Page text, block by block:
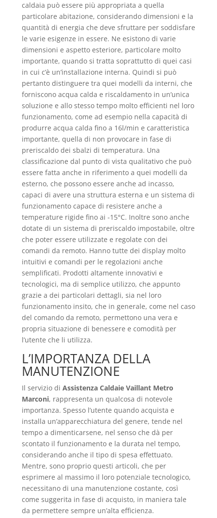
caldaia può essere più appropriata a quella
particolare abitazione, considerando dimensioni e la
quantità di energia che deve sfruttare per soddisfare
le varie esigenze in essere. Ne esistono di varie
dimensioni e aspetto esteriore, particolare molto
importante, quando si tratta soprattutto di quei casi
in cui c’è un’installazione interna. Quindi si può
pertanto distinguere tra quei modelli da interni, che
forniscono acqua calda e riscaldamento in un’unica
soluzione e allo stesso tempo molto efficienti nel loro
funzionamento, come ad esempio nella capacità di
produrre acqua calda fino a 16l/min e caratteristica
importante, quella di non provocare in fase di
preriscaldo dei sbalzi di temperatura. Una
classificazione dal punto di vista qualitativo che può
essere fatta anche in riferimento a quei modelli da
esterno, che possono essere anche ad incasso,
capaci di avere una struttura esterna e un sistema di
funzionamento capace di resistere anche a
temperature rigide fino ai -15°C. Inoltre sono anche
dotate di un sistema di preriscaldo impostabile, oltre
che poter essere utilizzate e regolate con dei
comandi da remoto. Hanno tutte dei display molto
intuitivi e comandi per le regolazioni anche
semplificati. Prodotti altamente innovativi e
tecnologici, ma di semplice utilizzo, che appunto
grazie a dei particolari dettagli, sia nel loro
funzionamento insito, che in generale, come nel caso
del comando da remoto, permettono una vera e
propria situazione di benessere e comodità per
l’utente che li utilizza.
L’IMPORTANZA DELLA
MANUTENZIONE
Il servizio di Assistenza Caldaie Vaillant Metro
Marconi, rappresenta un qualcosa di notevole
importanza. Spesso l’utente quando acquista e
installa un’apparecchiatura del genere, tende nel
tempo a dimenticarsene, nel senso che dà per
scontato il funzionamento e la durata nel tempo,
considerando anche il tipo di spesa effettuato.
Mentre, sono proprio questi articoli, che per
esprimere al massimo il loro potenziale tecnologico,
necessitano di una manutenzione costante, così
come suggerita in fase di acquisto, in maniera tale
da permettere sempre un’alta efficienza.